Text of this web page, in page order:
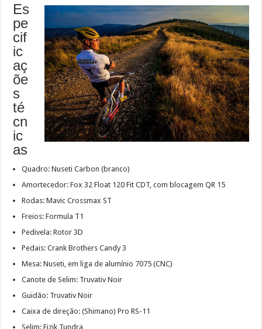
Es
pe
cif
ic
aç
õe
s
té
cn
ic
as
Quadro: Nuseti Carbon (branco)
Amortecedor: Fox 32 Float 120 Fit CDT, com blocagem QR 15
Rodas: Mavic Crossmax ST
Freios: Formula T1
Pedivela: Rotor 3D
Pedais: Crank Brothers Candy 3
Mesa: Nuseti, em liga de alumínio 7075 (CNC)
Canote de Selim: Truvativ Noir
Guidão: Truvativ Noir
Caixa de direção: (Shimano) Pro RS-11
Selim: Fizik Tundra